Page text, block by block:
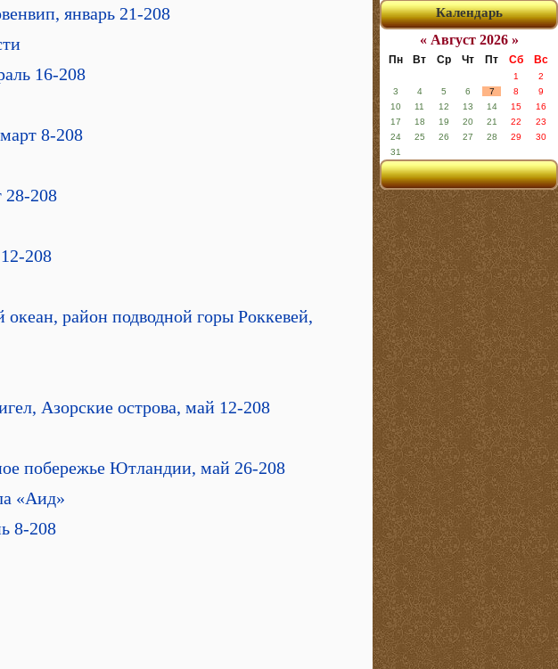
январь 21-208
16-208
8-208
208
208
район подводной горы Роккевей,
острова, май 12-208
Ютландии, май 26-208
«Аид»
8-208
Календарь
« Август 2026 »
Пн Вт Ср Чт Пт Сб Вс
1
2
3
4 5 6 7 8
9
10
11 12 13 14 15
16
17
18 19 20 21 22
23
24
25 26 27 28 29
30
31